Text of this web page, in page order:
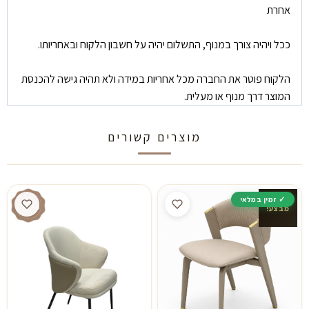
אחרת
ככל ויהיה צורך במנוף, התשלום יהיה על חשבון הלקוח ובאחריותו.
הלקוח פוטר את החברה מכל אחריות במידה ולא תהיה גישה להכנסת
המוצר דרך מנוף או מעלית.
מוצרים קשורים
מבצע!